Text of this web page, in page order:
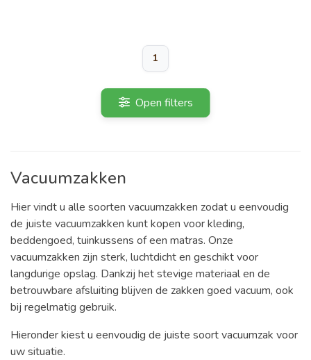
1
Open filters
Vacuumzakken
Hier vindt u alle soorten vacuumzakken zodat u eenvoudig
de juiste vacuumzakken kunt kopen voor kleding,
beddengoed, tuinkussens of een matras. Onze
vacuumzakken zijn sterk, luchtdicht en geschikt voor
langdurige opslag. Dankzij het stevige materiaal en de
betrouwbare afsluiting blijven de zakken goed vacuum, ook
bij regelmatig gebruik.
Hieronder kiest u eenvoudig de juiste soort vacuumzak voor
uw situatie.